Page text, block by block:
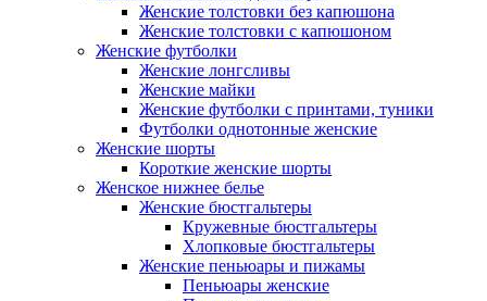
Женские толстовки без капюшона
Женские толстовки с капюшоном
Женские футболки
Женские лонгсливы
Женские майки
Женские футболки с принтами, туники
Футболки однотонные женские
Женские шорты
Короткие женские шорты
Женское нижнее белье
Женские бюстгальтеры
Кружевные бюстгальтеры
Хлопковые бюстгальтеры
Женские пеньюары и пижамы
Пеньюары женские